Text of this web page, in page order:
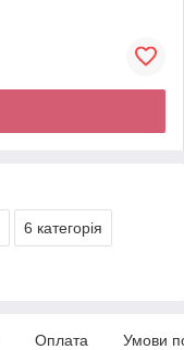
6 категорія
Оплата Умови